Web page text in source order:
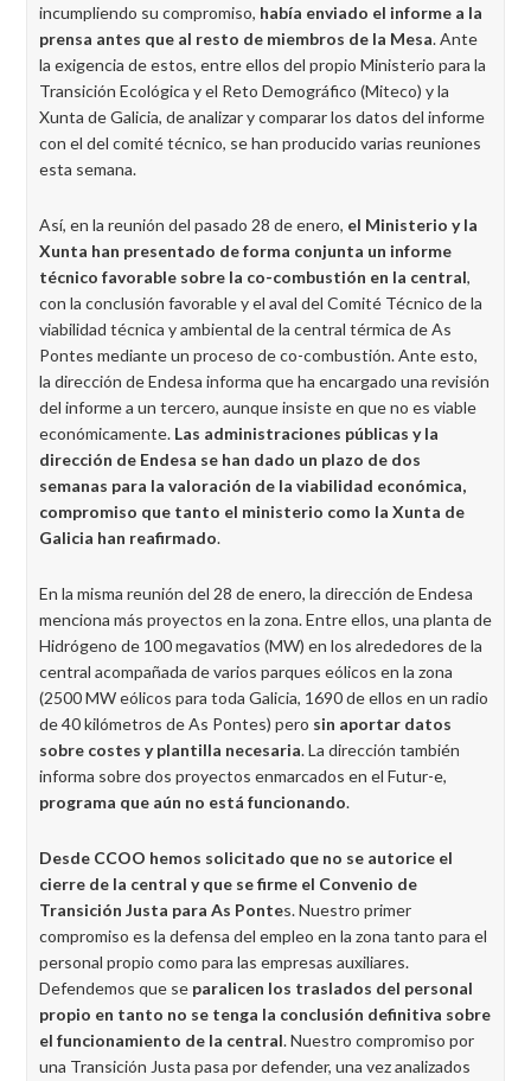
incumpliendo su compromiso, había enviado el informe a la
prensa antes que al resto de miembros de la Mesa. Ante
la exigencia de estos, entre ellos del propio Ministerio para la
Transición Ecológica y el Reto Demográfico (Miteco) y la
Xunta de Galicia, de analizar y comparar los datos del informe
con el del comité técnico, se han producido varias reuniones
esta semana.
Así, en la reunión del pasado 28 de enero, el Ministerio y la
Xunta han presentado de forma conjunta un informe
técnico favorable sobre la co-combustión en la central,
con la conclusión favorable y el aval del Comité Técnico de la
viabilidad técnica y ambiental de la central térmica de As
Pontes mediante un proceso de co-combustión. Ante esto,
la dirección de Endesa informa que ha encargado una revisión
del informe a un tercero, aunque insiste en que no es viable
económicamente. Las administraciones públicas y la
dirección de Endesa se han dado un plazo de dos
semanas para la valoración de la viabilidad económica,
compromiso que tanto el ministerio como la Xunta de
Galicia han reafirmado.
En la misma reunión del 28 de enero, la dirección de Endesa
menciona más proyectos en la zona. Entre ellos, una planta de
Hidrógeno de 100 megavatios (MW) en los alrededores de la
central acompañada de varios parques eólicos en la zona
(2500 MW eólicos para toda Galicia, 1690 de ellos en un radio
de 40 kilómetros de As Pontes) pero sin aportar datos
sobre costes y plantilla necesaria. La dirección también
informa sobre dos proyectos enmarcados en el Futur-e,
programa que aún no está funcionando.
Desde CCOO hemos solicitado que no se autorice el
cierre de la central y que se firme el Convenio de
Transición Justa para As Pontes. Nuestro primer
compromiso es la defensa del empleo en la zona tanto para el
personal propio como para las empresas auxiliares.
Defendemos que se paralicen los traslados del personal
propio en tanto no se tenga la conclusión definitiva sobre
el funcionamiento de la central. Nuestro compromiso por
una Transición Justa pasa por defender, una vez analizados